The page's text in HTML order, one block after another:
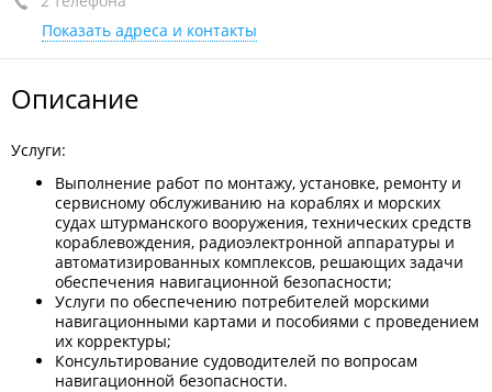
Показать адреса и контакты
Описание
Услуги:
Выполнение работ по монтажу, установке, ремонту и
сервисному обслуживанию на кораблях и морских
судах штурманского вооружения, технических средств
кораблевождения, радиоэлектронной аппаратуры и
автоматизированных комплексов, решающих задачи
обеспечения навигационной безопасности;
Услуги по обеспечению потребителей морскими
навигационными картами и пособиями с проведением
их корректуры;
Консультирование судоводителей по вопросам
навигационной безопасности.